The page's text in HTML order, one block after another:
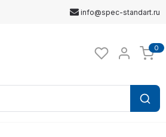
info@spec-standart.ru
0